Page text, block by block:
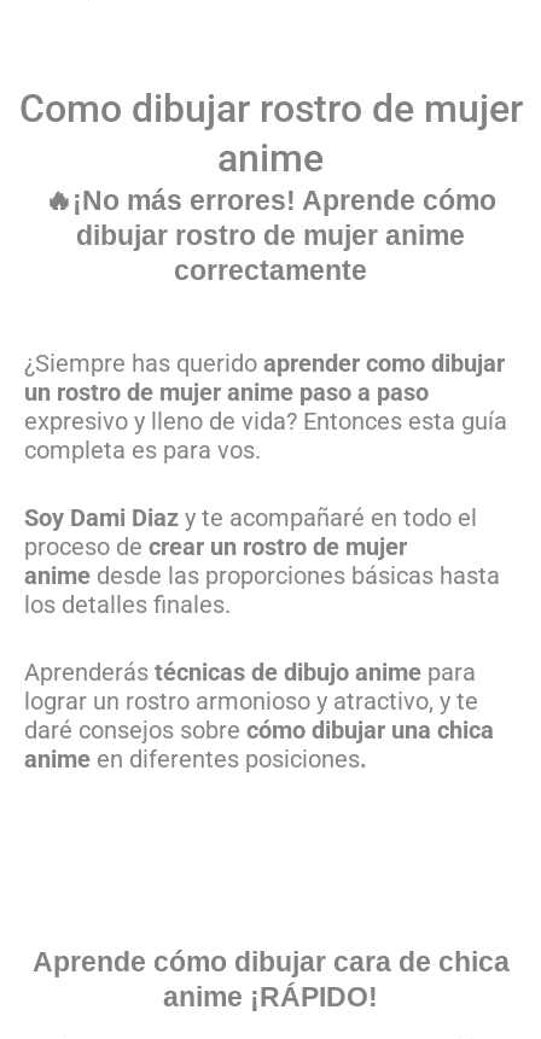
Como dibujar rostro de mujer
anime
🔥¡No más errores! Aprende cómo
dibujar rostro de mujer anime
correctamente
¿Siempre has querido aprender como dibujar
un rostro de mujer anime paso a paso
expresivo y lleno de vida? Entonces esta guía
completa es para vos.
Soy Dami Diaz y te acompañaré en todo el
proceso de crear un rostro de mujer
anime desde las proporciones básicas hasta
los detalles finales.
Aprenderás técnicas de dibujo anime para
lograr un rostro armonioso y atractivo, y te
daré consejos sobre cómo dibujar una chica
anime en diferentes posiciones.
Aprende cómo dibujar cara de chica
anime ¡RÁPIDO!